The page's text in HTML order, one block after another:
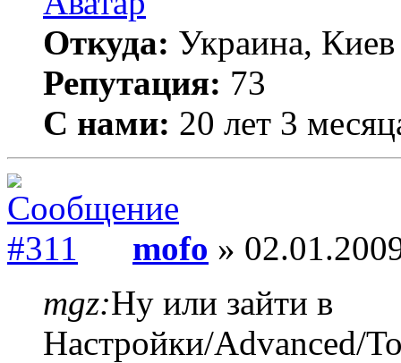
Откуда: Украина, Киев
Репутация: 73
С нами: 20 лет 3
mofo »
mgz:Ну или зайти в
Настройки/Advanced/